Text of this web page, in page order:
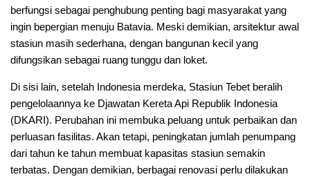
berfungsi sebagai penghubung penting bagi masyarakat yang
ingin bepergian menuju Batavia. Meski demikian, arsitektur awal
stasiun masih sederhana, dengan bangunan kecil yang
difungsikan sebagai ruang tunggu dan loket.
Di sisi lain, setelah Indonesia merdeka, Stasiun Tebet beralih
pengelolaannya ke Djawatan Kereta Api Republik Indonesia
(DKARI). Perubahan ini membuka peluang untuk perbaikan dan
perluasan fasilitas. Akan tetapi, peningkatan jumlah penumpang
dari tahun ke tahun membuat kapasitas stasiun semakin
terbatas. Dengan demikian, berbagai renovasi perlu dilakukan